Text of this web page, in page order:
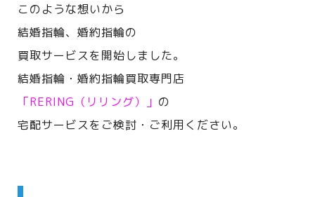
このような想いから
結婚指輪、婚約指輪の
買取サービスを開始しました。
結婚指輪・婚約指輪買取専門店
「RERING（リリング）」 の
宅配サービスをご検討・ご利用ください。